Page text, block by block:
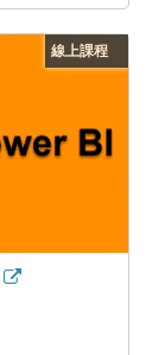
線上課程